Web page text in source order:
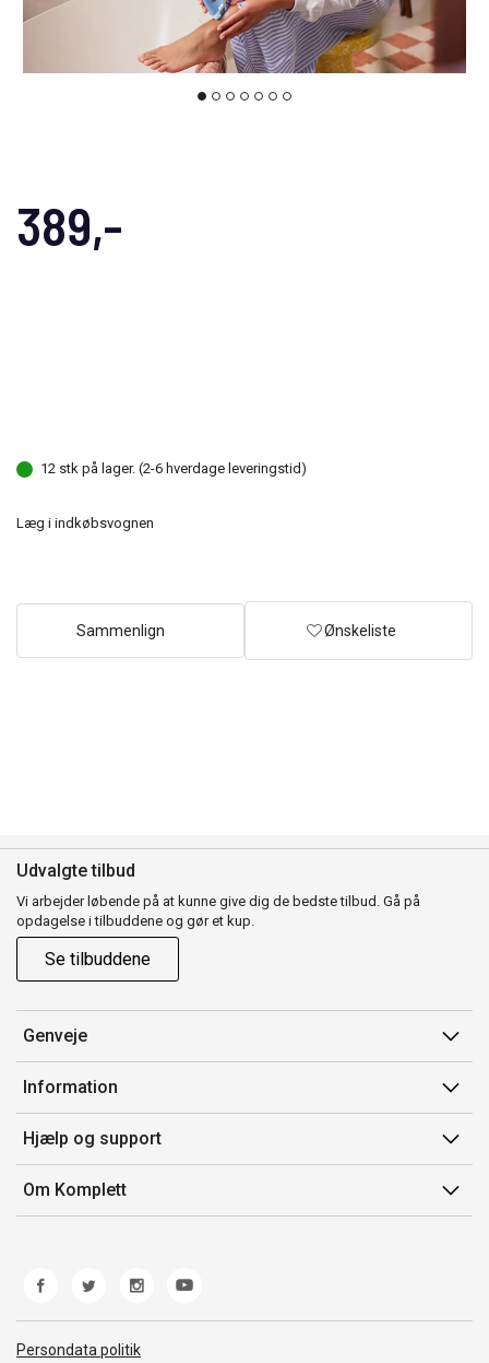
389,-
12 stk på lager. (2-6 hverdage leveringstid)
Læg i indkøbsvognen
Sammenlign Ønskeliste
Udvalgte tilbud
Vi arbejder løbende på at kunne give dig de bedste tilbud. Gå på
opdagelse i tilbuddene og gør et kup.
Se tilbuddene
Genveje
Min side
Ordrehistorik
Gavekort
Information
Salgsbetingelser
Mærker/producent
Fortrydelsesret
Hjælp og support
Kontakt os
Kundeservice
Fejl/Mangler
Fragt og levering
Om Komplett
Persondata politik